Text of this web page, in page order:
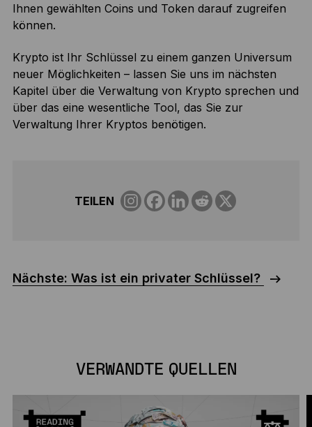
Ihnen gewählten Coins und Token darauf zugreifen
können.
Krypto ist Ihr Schlüssel zu einem ganzen Universum
neuer Möglichkeiten – lassen Sie uns im nächsten
Kapitel über die Verwaltung von Krypto sprechen und
über das eine wesentliche Tool, das Sie zur
Verwaltung Ihrer Kryptos benötigen.
TEILEN
Nächste: Was ist ein privater Schlüssel?
VERWANDTE QUELLEN